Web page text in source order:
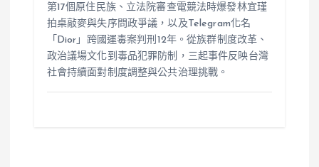
第17個原住民族、立法院審查電競法時爆發林宜瑾
拍桌敲麥與失序問政爭議，以及Telegram化名
「Dior」跨國運毒案判刑12年。從族群制度改革、
政治議場文化到毒品犯罪防制，三起事件反映台灣
社會持續面對制度調整與公共治理挑戰。